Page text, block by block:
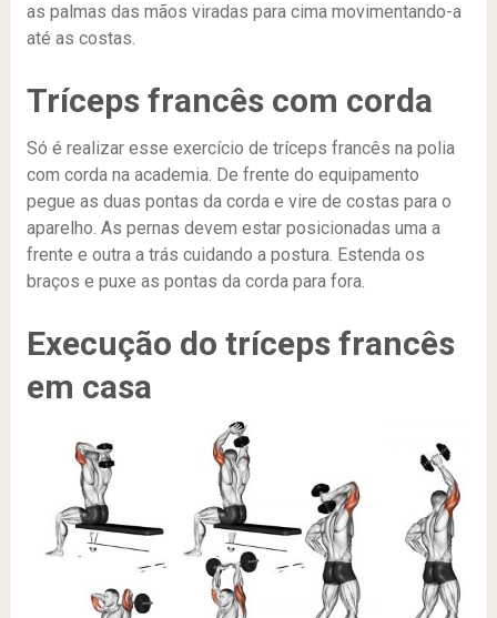
as palmas das mãos viradas para cima movimentando-a
até as costas.
Tríceps francês com corda
Só é realizar esse exercício de tríceps francês na polia
com corda na academia. De frente do equipamento
pegue as duas pontas da corda e vire de costas para o
aparelho. As pernas devem estar posicionadas uma a
frente e outra a trás cuidando a postura. Estenda os
braços e puxe as pontas da corda para fora.
Execução do tríceps francês
em casa